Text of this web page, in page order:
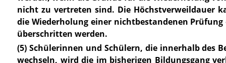
nicht zu vertreten sind. Die Höchstverweildauer
die Wiederholung einer nichtbestandenen
überschritten werden.
(5) Schülerinnen und Schülern, die innerhalb des
wechseln, wird die im bisherigen Bildungsgang